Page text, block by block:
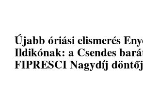
Újabb óriási elismerés
Ildikónak: a Csendes
FIPRESCI Nagydíj